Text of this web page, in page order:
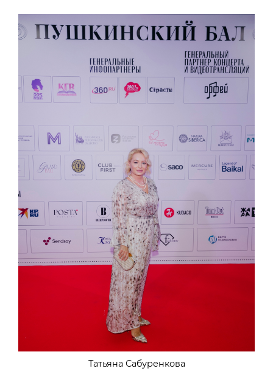
Татьяна Сабуренкова